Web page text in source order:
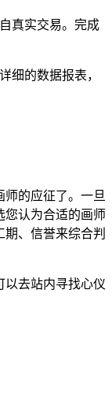
真实交易。完成
的数据报表，
的应征了。一旦
您认为合适的画师
、信誉来综合判
去站内寻找心仪